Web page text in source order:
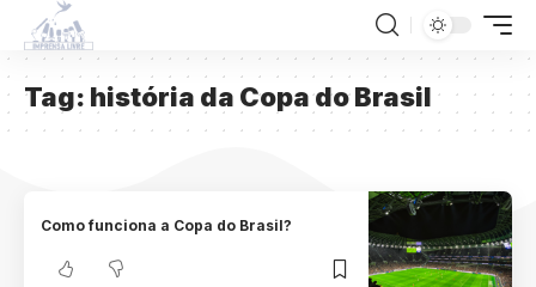
Tag: história da Copa do Brasil
Como funciona a Copa do Brasil?